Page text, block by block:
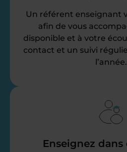
Un référent enseignant
afin de vous
disponible et à votre
contact et un suivi
l’année.
Enseignez